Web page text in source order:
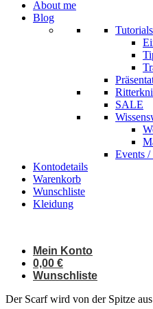
About me
Blog
Tutorials
SALE
Events
Kontodetails
Warenkorb
Wunschliste
Kleidung
Mein Konto
0,00 €
Wunschliste
Der Scarf wird von der Spitze